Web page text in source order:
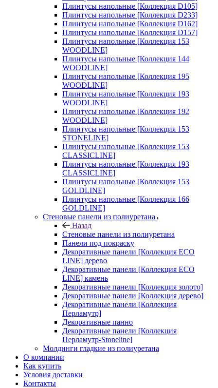
Плинтусы напольные [Коллекция D105]
Плинтусы напольные [Коллекция D233]
Плинтусы напольные [Коллекция D162]
Плинтусы напольные [Коллекция D157]
Плинтусы напольные [Коллекция 153
WOODLINE]
Плинтусы напольные [Коллекция 144
WOODLINE]
Плинтусы напольные [Коллекция 195
WOODLINE]
Плинтусы напольные [Коллекция 193
WOODLINE]
Плинтусы напольные [Коллекция 192
WOODLINE]
Плинтусы напольные [Коллекция 153
STONELINE]
Плинтусы напольные [Коллекция 153
CLASSICLINE]
Плинтусы напольные [Коллекция 193
CLASSICLINE]
Плинтусы напольные [Коллекция 153
GOLDLINE]
Плинтусы напольные [Коллекция 166
GOLDLINE]
Стеновые панели из полиуретана
Назад
Стеновые панели из полиуретана
Панели под покраску
Декоративные панели [Коллекция ECO
LINE] дерево
Декоративные панели [Коллекция ECO
LINE] камень
Декоративные панели [Коллекция золото]
Декоративные панели [Коллекция дерево]
Декоративные панели [Коллекция
Перламутр]
Декоративные панно
Декоративные панели [Коллекция
Перламутр-Stoneline]
Молдинги гладкие из полиуретана
О компании
Как купить
Условия доставки
Контакты